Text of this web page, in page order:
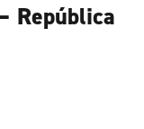
República